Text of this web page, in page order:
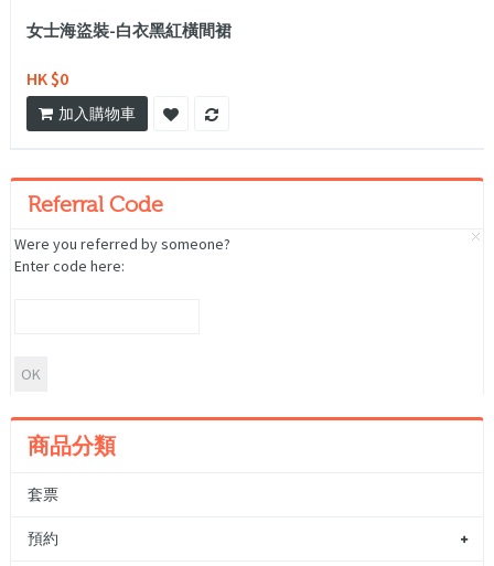
女士海盜裝-白衣黑紅橫間裙
HK $0
加入購物車
Referral Code
Were you referred by someone?
Enter code here:
商品分類
套票
預約